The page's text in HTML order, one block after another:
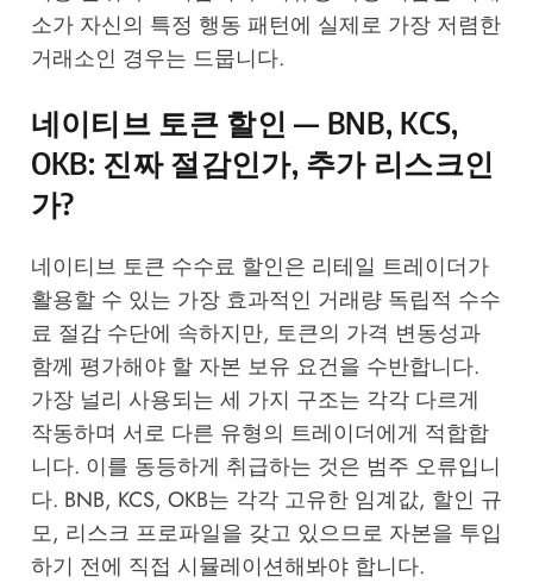
소가 자신의 특정 행동 패턴에 실제로 가장 저렴한
거래소인 경우는 드뭅니다.
네이티브 토큰 할인 — BNB, KCS,
OKB: 진짜 절감인가, 추가 리스크인
가?
네이티브 토큰 수수료 할인은 리테일 트레이더가
활용할 수 있는 가장 효과적인 거래량 독립적 수수
료 절감 수단에 속하지만, 토큰의 가격 변동성과
함께 평가해야 할 자본 보유 요건을 수반합니다.
가장 널리 사용되는 세 가지 구조는 각각 다르게
작동하며 서로 다른 유형의 트레이더에게 적합합
니다. 이를 동등하게 취급하는 것은 범주 오류입니
다. BNB, KCS, OKB는 각각 고유한 임계값, 할인 규
모, 리스크 프로파일을 갖고 있으므로 자본을 투입
하기 전에 직접 시뮬레이션해봐야 합니다.